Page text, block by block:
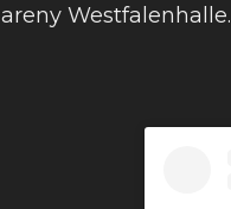
areny Westfalenhalle.